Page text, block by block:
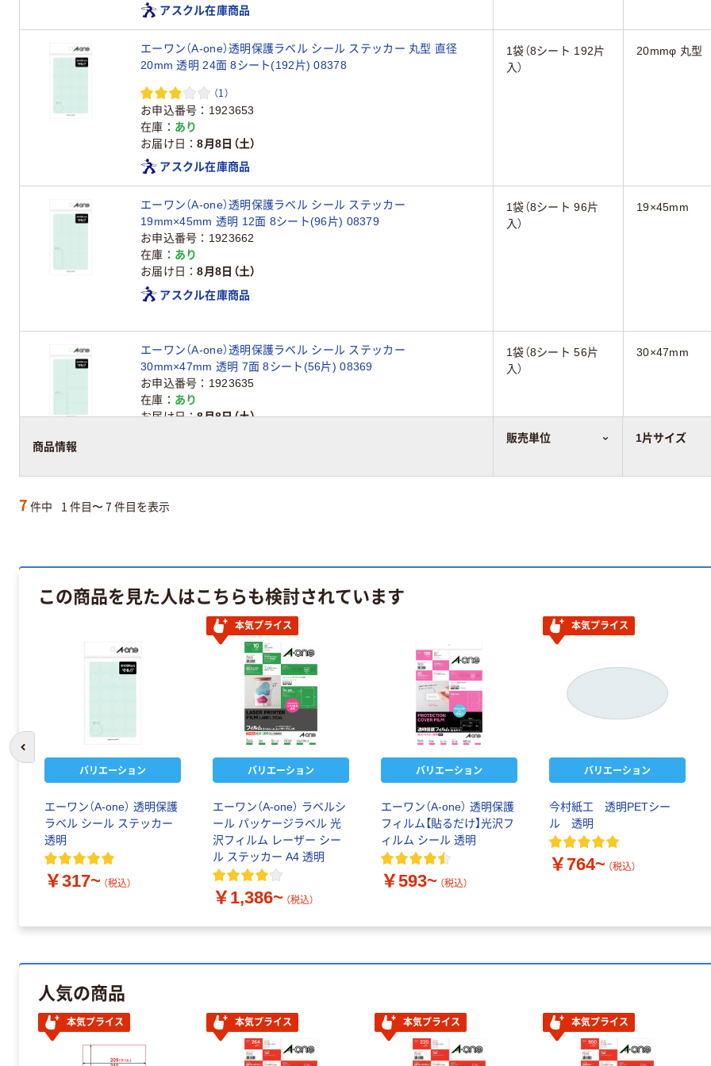
商品情報
販売単位 1片サイズ
アスクル在庫商品
エーワン（A-one）透明保護ラベル シール ステッカー 丸型 直径
20mm 透明 24面 8シート(192片) 08378
（1）
お申込番号
1923653
在庫
あり
お届け日
8月8日（土）
アスクル在庫商品
1袋（8シート 192片
入）
20mmφ 丸型
エーワン（A-one）透明保護ラベル シール ステッカー
19mm×45mm 透明 12面 8シート(96片) 08379
お申込番号
1923662
在庫
あり
お届け日
8月8日（土）
アスクル在庫商品
1袋（8シート 96片
入）
19×45mm
エーワン（A-one）透明保護ラベル シール ステッカー
30mm×47mm 透明 7面 8シート(56片) 08369
お申込番号
1923635
在庫
あり
お届け日
8月8日（土）
1袋（8シート 56片
入）
30×47mm
7 件中 1 件目〜 7 件目を表示
この商品を見た人はこちらも検討されています
バリエーション
エーワン（A-one） 透明保護
ラベル シール ステッカー
透明
￥317~ （税込）
本気プライス
バリエーション
エーワン（A-one） ラベルシ
ール パッケージラベル 光
沢フィルム レーザー シー
ル ステッカー A4 透明
￥1,386~ （税込）
バリエーション
エーワン（A-one） 透明保護
フィルム【貼るだけ】光沢フ
ィルム シール 透明
￥593~ （税込）
本気プライス
バリエーション
今村紙工 透明PETシー
ル 透明
￥764~ （税込）
前のスライドへ
人気の商品
本気プライス 本気プライス 本気プライス 本気プライス